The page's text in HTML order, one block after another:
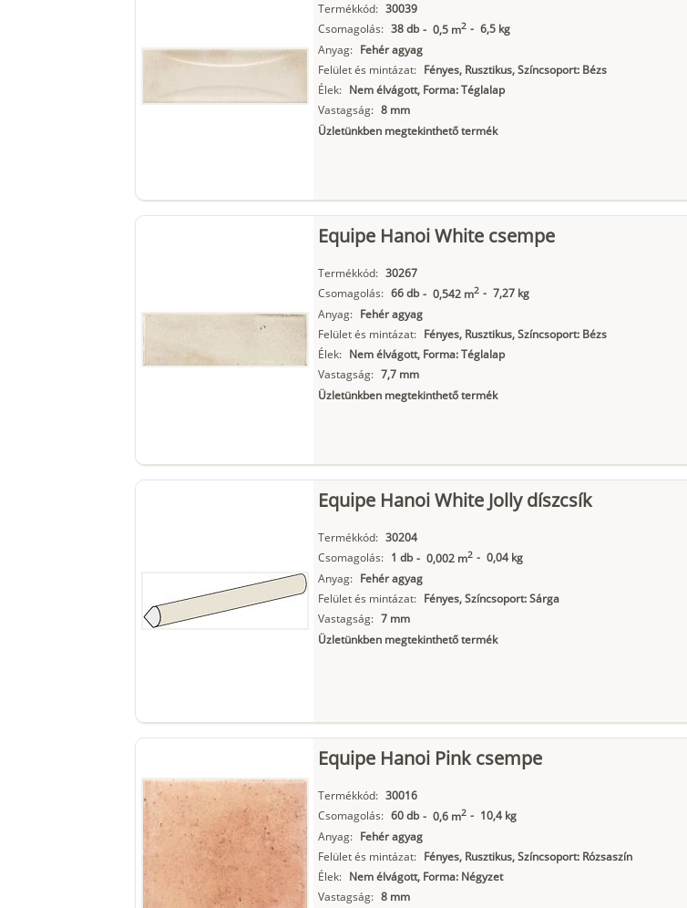
Termékkód: 30039
Csomagolás: 38 db - 0,5 m2 - 6,5 kg
Anyag: Fehér agyag
Felület és mintázat: Fényes, Rusztikus, Színcsoport: Bézs
Élek: Nem élvágott, Forma: Téglalap
Vastagság: 8 mm
Üzletünkben megtekinthető termék
Equipe Hanoi White csempe
Termékkód: 30267
Csomagolás: 66 db - 0,542 m2 - 7,27 kg
Anyag: Fehér agyag
Felület és mintázat: Fényes, Rusztikus, Színcsoport: Bézs
Élek: Nem élvágott, Forma: Téglalap
Vastagság: 7,7 mm
Üzletünkben megtekinthető termék
Equipe Hanoi White Jolly díszcsík
Termékkód: 30204
Csomagolás: 1 db - 0,002 m2 - 0,04 kg
Anyag: Fehér agyag
Felület és mintázat: Fényes, Színcsoport: Sárga
Vastagság: 7 mm
Üzletünkben megtekinthető termék
Equipe Hanoi Pink csempe
Termékkód: 30016
Csomagolás: 60 db - 0,6 m2 - 10,4 kg
Anyag: Fehér agyag
Felület és mintázat: Fényes, Rusztikus, Színcsoport: Rózsaszín
Élek: Nem élvágott, Forma: Négyzet
Vastagság: 8 mm